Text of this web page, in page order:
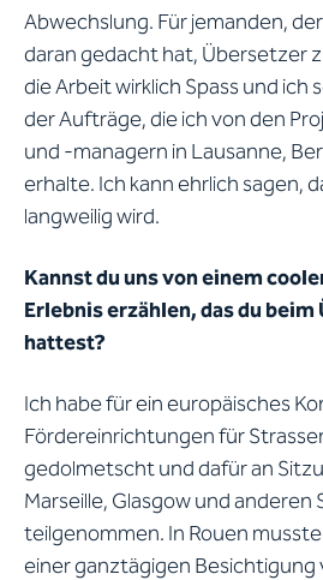
Abwechslung. Für jemanden,
daran gedacht hat, Übersetzer
die Arbeit wirklich Spass und ich
der Aufträge, die ich von den
und -managern in Lausanne,
erhalte. Ich kann ehrlich sagen,
langweilig wird.
Kannst du uns von einem
Erlebnis erzählen, das du
hattest?
Ich habe für ein europäisches
Fördereinrichtungen für
gedolmetscht und dafür an
Marseille, Glasgow und anderen
teilgenommen. In Rouen
einer ganztägigen Besichtigung